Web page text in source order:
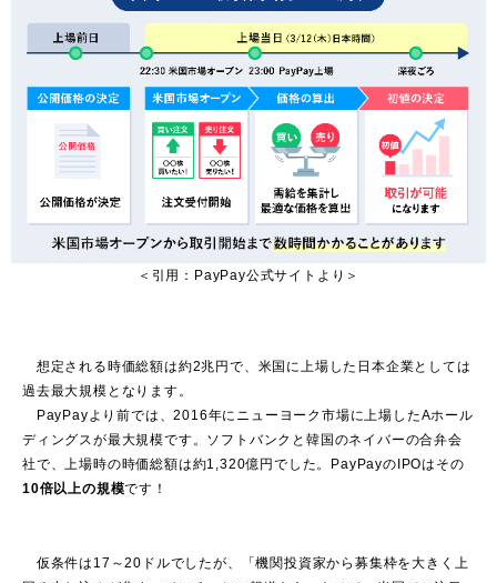
＜引用：PayPay公式サイトより＞
想定される時価総額は約2兆円で、米国に上場した日本企業としては
過去最大規模となります。
PayPayより前では、2016年にニューヨーク市場に上場したAホール
ディングスが最大規模です。ソフトバンクと韓国のネイバーの合弁会
社で、上場時の時価総額は約1,320億円でした。PayPayのIPOはその
10倍以上の規模です！
仮条件は17～20ドルでしたが、「機関投資家から募集枠を大きく上